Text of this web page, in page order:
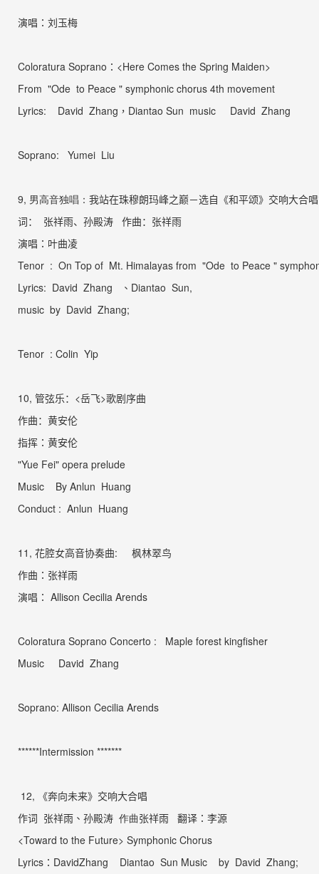
演唱：刘玉梅
Coloratura Soprano ： <Here Comes the Spring Maiden>
From "Ode to Peace " symphonic chorus 4th movement
Lyrics: David Zhang，Diantao Sun music David Zhang
Soprano: Yumei Liu
9, 男高音独唱： 我站在珠穆朗玛峰之巅－选自《和平颂》 交响大合
词： 张祥雨、孙殿涛 作曲：张祥雨
演唱：叶曲凌
Tenor : On Top of Mt. Himalayas from "Ode to Peace "
Lyrics: David Zhang 、Diantao Sun,
music by David Zhang;
Tenor : Colin Yip
10, 管弦乐： <岳飞>歌剧序曲
作曲：黄安伦
指挥：黄安伦
"Yue Fei" opera prelude
Music By Anlun Huang
Conduct : Anlun Huang
11, 花腔女高音协奏曲: 枫林翠鸟
作曲：张祥雨
演唱： Allison Cecilia Arends
Coloratura Soprano Concerto :
Maple forest kingfisher
Music David Zhang
Soprano: Allison Cecilia Arends
******Intermission *******
12, 《奔向未来》交响大合唱
作词 张祥雨、孙殿涛 作曲张祥雨 翻译：李源
<Toward to the Future> Symphonic Chorus
Lyrics ：DavidZhang Diantao Sun Music
by David Zhang;